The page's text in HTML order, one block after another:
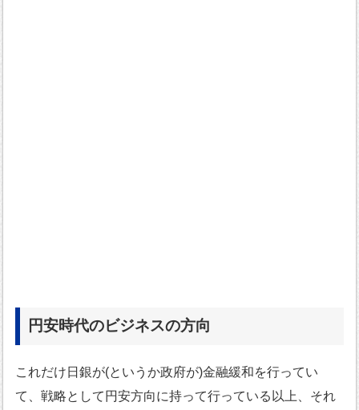
円安時代のビジネスの方向
これだけ日銀が(というか政府が)金融緩和を行ってい
て、戦略として円安方向に持って行っている以上、それ